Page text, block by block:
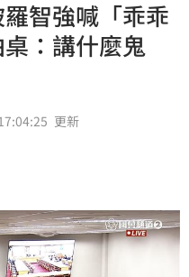
智強喊「乖乖
：講什麼鬼
更新